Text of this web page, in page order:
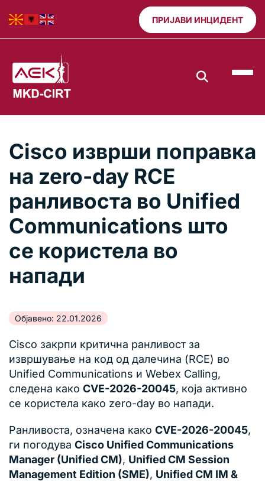
ПРИЈАВИ ИНЦИДЕНТ
Cisco изврши поправка
на zero-day RCE
ранливоста во Unified
Communications што
се користела во
напади
Објавено: 22.01.2026
Cisco закрпи критична ранливост за
извршување на код од далечина (RCE) во
Unified Communications и Webex Calling,
следена како CVE-2026-20045, која активно
се користела како zero-day во напади.
Ранливоста, означена како CVE-2026-20045,
ги погодува Cisco Unified Communications
Manager (Unified CM), Unified CM Session
Management Edition (SME), Unified CM IM &